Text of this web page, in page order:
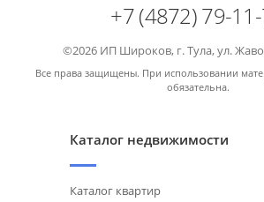
+7 (4872) 79-
©2026 ИП Широков, г. Тула, ул.
Все права защищены. При использовании
обязательна.
Каталог недвижимости
Каталог квартир